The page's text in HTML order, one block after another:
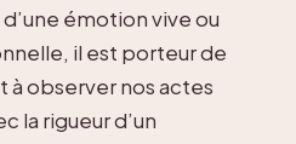
émotion vive ou
il est porteur de
à observer nos actes
la rigueur d’un